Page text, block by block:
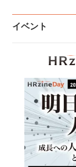
イベント